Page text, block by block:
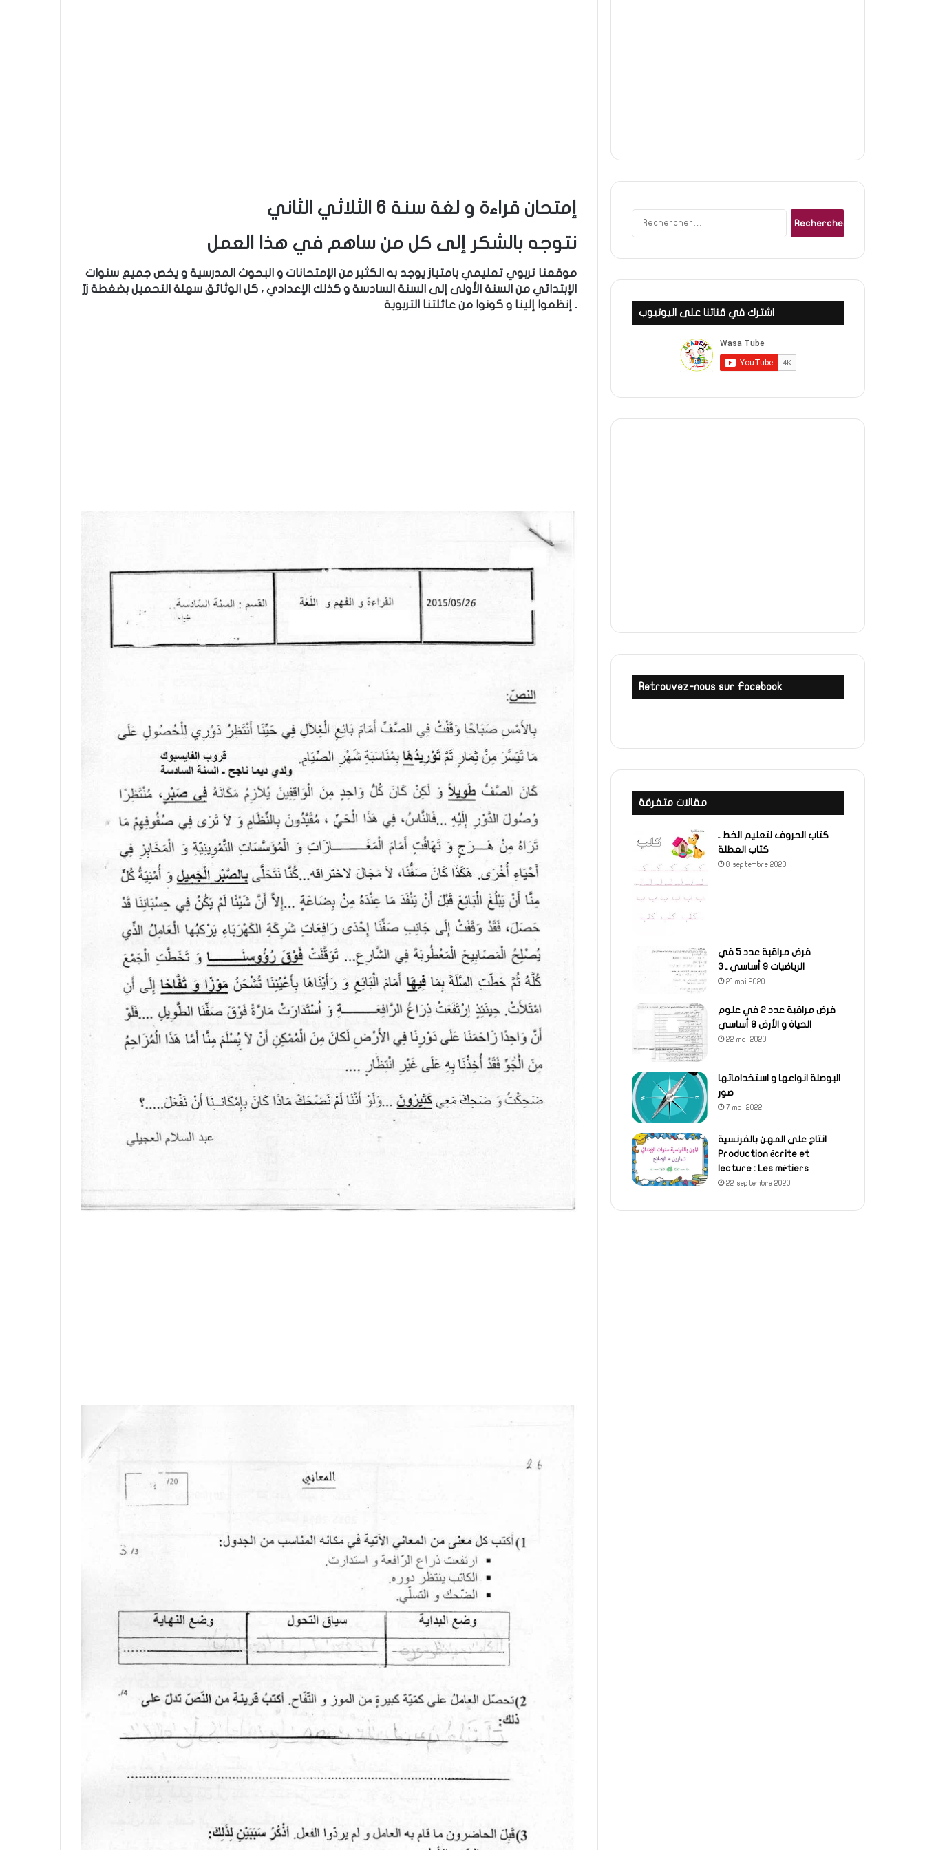
إمتحان قراءة و لغة سنة 6 الثلاثي الثاني
نتوجه بالشكر إلى كل من ساهم في هذا العمل
موقعنا تربوي تعليمي بامتياز يوجد به الكثير من الإمتحانات و البحوث المدرسية و يخص جميع سنوات
الإبتدائي من السنة الأولى إلى السنة السادسة و كذلك الإعدادي ، كل الوثائق سهلة التحميل بضغطة زرّ
ـ إنظموا إلينا و كونوا من عائلتنا التربوية
اشترك في قناتنا على اليوتيوب
Retrouvez-nous sur Facebook
مقالات متفرقة
كتاب الحروف لتعليم الخط ـ
كتاب العطلة
8 septembre 2020
فرض مراقبة عدد 5 في
الرياضيات 9 أساسي ـ 3
21 mai 2020
فرض مراقبة عدد 2 في علوم
الحياة و الأرض 9 أساسي
22 mai 2020
البوصلة انواعها و استخداماتها
صور
7 mai 2022
انتاج على المهن بالفرنسية –
Production écrite et
lecture : Les métiers
22 septembre 2020